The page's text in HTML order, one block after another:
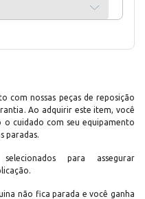
com nossas peças de reposição
Ao adquirir este item, você
cuidado com seu equipamento
paradas.
para assegurar
não fica parada e você ganha